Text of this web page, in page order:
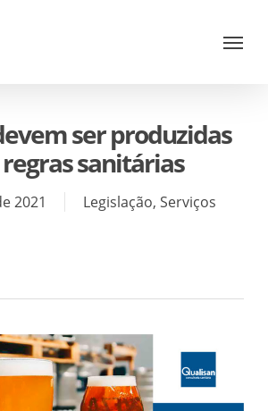
Menu
ser produzidas
sanitárias
2021 Legislação, Serviços